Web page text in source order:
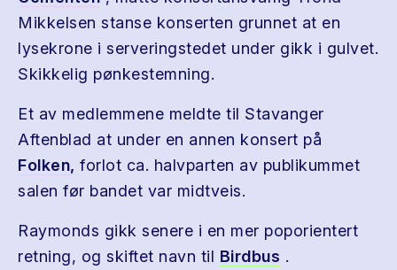
Mikkelsen stanse konserten grunnet at en
lysekrone i serveringstedet under gikk i gulvet.
Skikkelig pønkestemning.
Et av medlemmene meldte til Stavanger
Aftenblad at under en annen konsert på
Folken, forlot ca. halvparten av publikummet
salen før bandet var midtveis.
Raymonds gikk senere i en mer poporientert
retning, og skiftet navn til Birdbus .